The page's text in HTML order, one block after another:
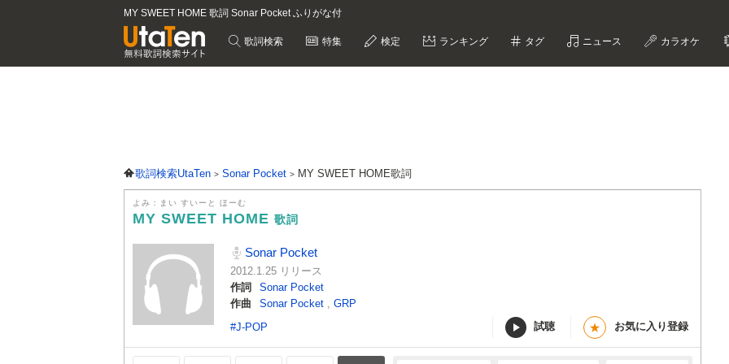
MY SWEET HOME 歌詞 Sonar Pocket ふりがな付
歌詞検索 特集 検定 ランキング タグ ニュース カラオケ
歌詞検索UtaTen Sonar Pocket MY SWEET HOME歌詞
よみ：まい すいーと ほーむ
MY SWEET HOME 歌詞
Sonar Pocket
2012.1.25 リリース
作詞
Sonar Pocket
作曲
Sonar Pocket , GRP
#J-POP
試聴 ★ お気に入り登録